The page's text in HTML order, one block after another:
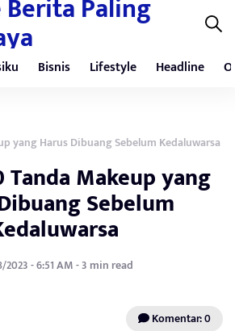
Paling
Bisnis Lifestyle Headline
yang Harus Dibuang Sebelum Kedaluwarsa
Tanda Makeup yang
Sebelum
2023 - 6:51 AM - 3 min read
Komentar: 0